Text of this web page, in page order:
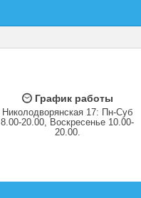
График работы
Николодворянская 17: Пн-Суб
8.00-20.00, Воскресенье 10.00-
20.00.